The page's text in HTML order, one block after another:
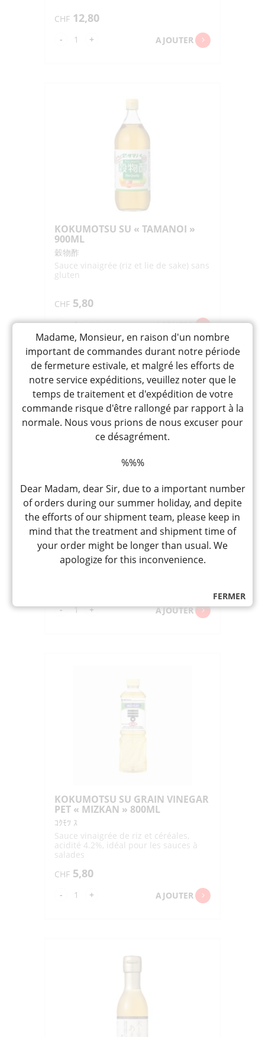
CHF 12,80
-
quantité
+ AJOUTER
KOKUMOTSU SU « TAMANOI »
900ML
穀物酢
Sauce vinaigrée (riz et lie de sake) sans
gluten
CHF 5,80
- quantité
de
KOKUMOTSU
SU
"TAMANOI"
900ML
+ AJOUTER
KOKUMOTSU SU GRAIN VINEGAR
PET « MIZKAN » 1.8L
ｺｸﾓﾂ ｽ
Sauce vinaigrée de riz et céréales,
acidité 4.2%, idéal pour les sauces à
salades
- quantité
+ AJOUTER
KOKUMOTSU SU GRAIN VINEGAR
PET « MIZKAN » 800ML
ｺｸﾓﾂ ｽ
Sauce vinaigrée de riz et céréales,
acidité 4.2%, idéal pour les sauces à
salades
CHF 5,80
-
quantité
+ AJOUTER
FERMER
Madame, Monsieur, en raison d'un nombre
important de commandes durant notre période
de fermeture estivale, et malgré les efforts de
notre service expéditions, veuillez noter que le
temps de traitement et d'expédition de votre
commande risque d'être rallongé par rapport à la
normale. Nous vous prions de nous excuser pour
ce désagrément.
%%%
Dear Madam, dear Sir, due to a important number
of orders during our summer holiday, and depite
the efforts of our shipment team, please keep in
mind that the treatment and shipment time of
your order might be longer than usual. We
apologize for this inconvenience.